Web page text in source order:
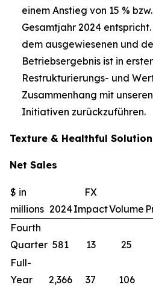
einem Anstieg von 15 %
Gesamtjahr 2024
dem ausgewiesenen und
Betriebsergebnis ist in
Restrukturierungs- und
Zusammenhang mit
Initiativen zurückzuführen.
Texture & Healthful
Net Sales
$ in
millions 2024
FX
ImpactVolume
Fourth
Quarter 581 13 25
Full-
Year
2,366 37 106